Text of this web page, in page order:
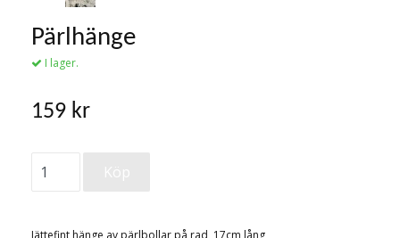
Pärlhänge
I lager.
159 kr
Jättefint hänge av pärlbollar på rad, 17cm lång